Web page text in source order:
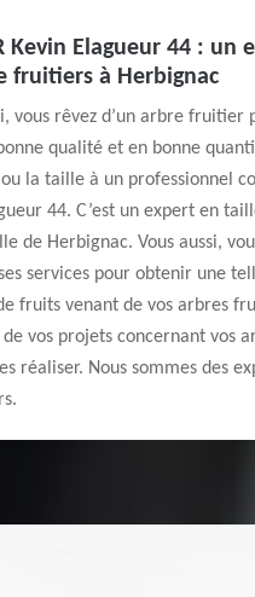
Kevin Elagueur 44 : un
fruitiers à Herbignac
vous rêvez d’un arbre fruitier
qualité et en bonne
ou la taille à un professionnel
44. C’est un expert en
de Herbignac. Vous aussi,
services pour obtenir une
fruits venant de vos arbres
vos projets concernant vos
réaliser. Nous sommes des